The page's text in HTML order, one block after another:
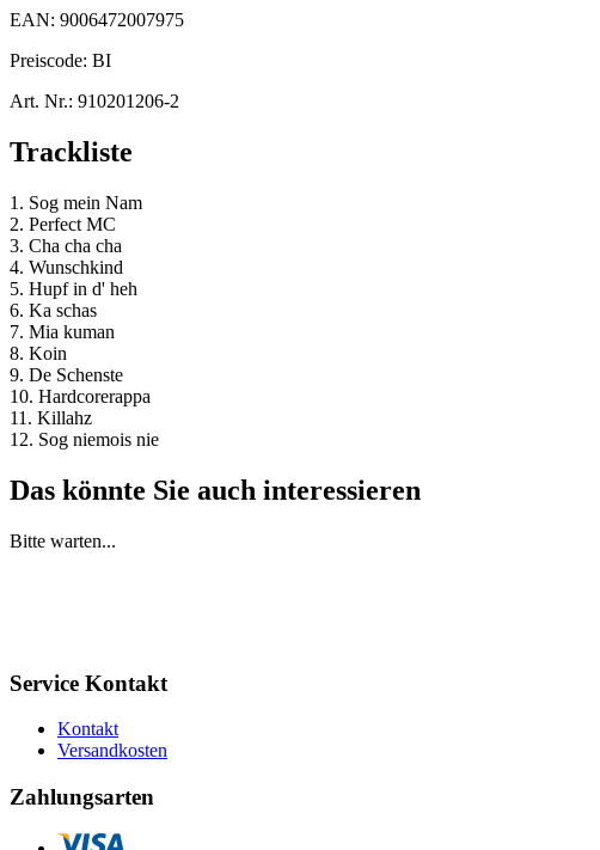
EAN: 9006472007975
Preiscode: BI
Art. Nr.: 910201206-2
Trackliste
1. Sog mein Nam
2. Perfect MC
3. Cha cha cha
4. Wunschkind
5. Hupf in d' heh
6. Ka schas
7. Mia kuman
8. Koin
9. De Schenste
10. Hardcorerappa
11. Killahz
12. Sog niemois nie
Das könnte Sie auch interessieren
Bitte warten...
Service Kontakt
Kontakt
Versandkosten
Zahlungsarten